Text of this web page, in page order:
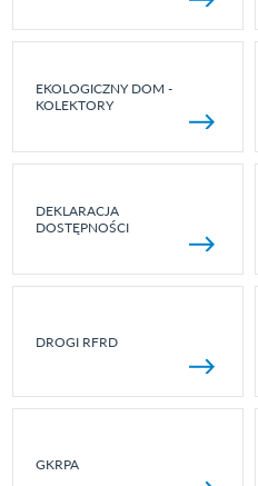
EKOLOGICZNY DOM -
KOLEKTORY
DEKLARACJA
DOSTĘPNOŚCI
DROGI RFRD
GKRPA